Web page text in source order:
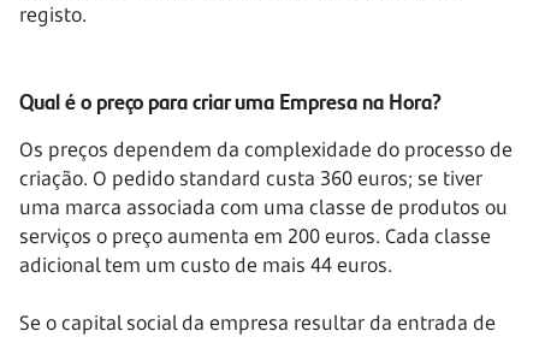
registo.
Qual é o preço para criar uma Empresa na Hora?
Os preços dependem da complexidade do processo de
criação. O pedido standard custa 360 euros; se tiver
uma marca associada com uma classe de produtos ou
serviços o preço aumenta em 200 euros. Cada classe
adicional tem um custo de mais 44 euros.
Se o capital social da empresa resultar da entrada de